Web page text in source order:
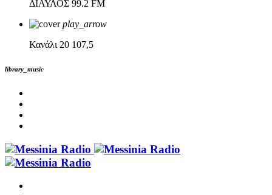
ΔΙΑΥΛΟΣ 99.2 FM
play_arrow
Κανάλι 20 107,5
library_music